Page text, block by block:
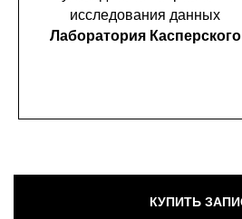
исследования данных
Лаборатория Касперского